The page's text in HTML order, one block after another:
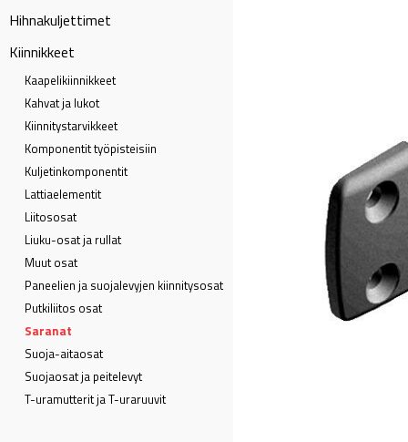
Hihnakuljettimet
Kiinnikkeet
Kaapeli­kiinnikkeet
Kahvat ja lukot
Kiinnitystarvikkeet
Komponentit työpisteisiin
Kuljetin­komponentit
Lattia­elementit
Liitososat
Liuku-osat ja rullat
Muut osat
Paneelien ja suojalevyjen kiinnitysosat
Putkiliitos osat
Saranat
Suoja-aitaosat
Suojaosat ja peitelevyt
T-uramutterit ja T-uraruuvit